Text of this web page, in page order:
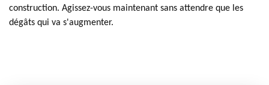
construction. Agissez-vous maintenant sans attendre que les
dégâts qui va s'augmenter.